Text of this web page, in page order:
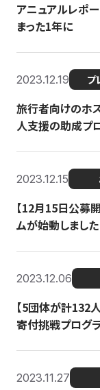
アニュアルレポ
まった1年に
2023.12.19 プ
旅行者向けのホ
人支援の助成プ
2023.12.15
【12月15日公募
ムが始動しました
2023.12.06
【5団体が計132
寄付挑戦プログ
2023.11.27